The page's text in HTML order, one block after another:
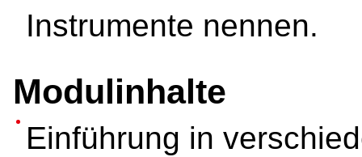
Instrumente nennen.
Modulinhalte
Einführung in